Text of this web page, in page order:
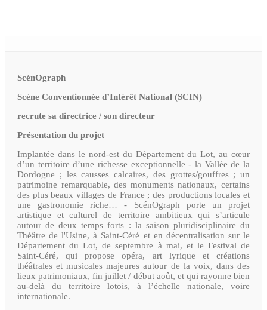
ScénOgraph
Scène Conventionnée d’Intérêt National (SCIN)
recrute sa directrice / son directeur
Présentation du projet
Implantée dans le nord-est du Département du Lot, au cœur
d’un territoire d’une richesse exceptionnelle - la Vallée de la
Dordogne ; les causses calcaires, des grottes/gouffres ; un
patrimoine remarquable, des monuments nationaux, certains
des plus beaux villages de France ; des productions locales et
une gastronomie riche… - ScénOgraph porte un projet
artistique et culturel de territoire ambitieux qui s’articule
autour de deux temps forts : la saison pluridisciplinaire du
Théâtre de l'Usine, à Saint-Céré et en décentralisation sur le
Département du Lot, de septembre à mai, et le Festival de
Saint-Céré, qui propose opéra, art lyrique et créations
théâtrales et musicales majeures autour de la voix, dans des
lieux patrimoniaux, fin juillet / début août, et qui rayonne bien
au-delà du territoire lotois, à l’échelle nationale, voire
internationale.